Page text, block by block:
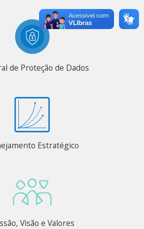
de Proteção de Dados
Estratégico
Visão e Valores